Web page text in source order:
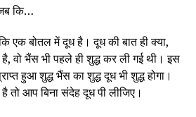
कि…
एक बोतल में दूध है। दूध की बात ही क्या,
वो भैंस भी पहले ही शुद्ध कर ली गई थी। इस
हुआ शुद्ध भैंस का शुद्ध दूध भी शुद्ध होगा।
तो आप बिना संदेह दूध पी लीजिए।